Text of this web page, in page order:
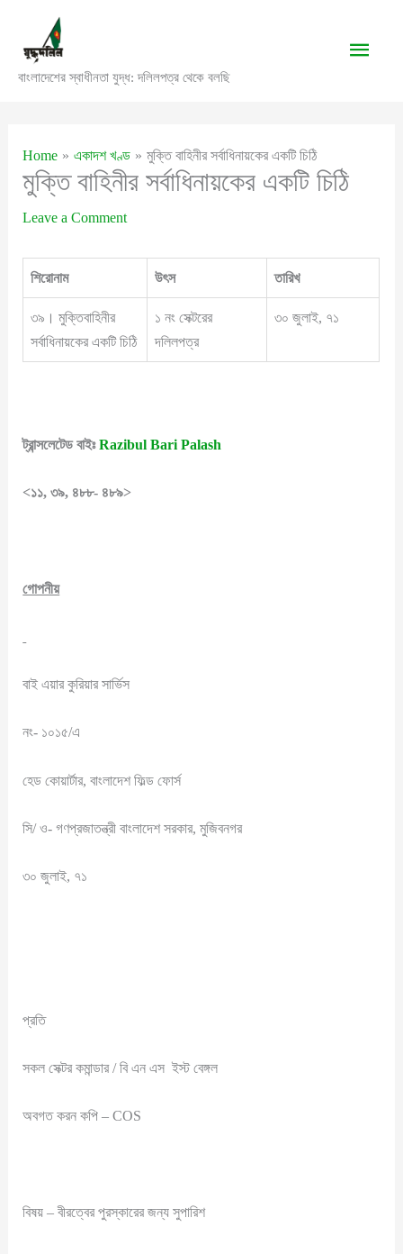
content
বাংলাদেশের স্বাধীনতা যুদ্ধ: দলিলপত্র থেকে বলছি
Main
Home একাদশ খণ্ড মুক্তি বাহিনীর সর্বাধিনায়কের একটি চিঠি
মুক্তি বাহিনীর সর্বাধিনায়কের একটি চিঠি
Leave a Comment
শিরোনাম উৎস তারিখ
৩৯। মুক্তিবাহিনীর
সর্বাধিনায়কের একটি চিঠি
১ নং সেক্টরের
দলিলপত্র
৩০ জুলাই, ৭১
ট্রান্সলেটেড বাইঃ Razibul Bari Palash
<১১, ৩৯, ৪৮৮- ৪৮৯>
গোপনীয়
বাই এয়ার কুরিয়ার সার্ভিস
নং- ১০১৫/এ
হেড কোয়ার্টার, বাংলাদেশ ফিল্ড ফোর্স
সি/ ও- গণপ্রজাতন্ত্রী বাংলাদেশ সরকার, মুজিবনগর
৩০ জুলাই, ৭১
প্রতি
সকল সেক্টর কমান্ডার / বি এন এস ইস্ট বেঙ্গল
অবগত করন কপি – COS
বিষয় – বীরত্বের পুরস্কারের জন্য সুপারিশ